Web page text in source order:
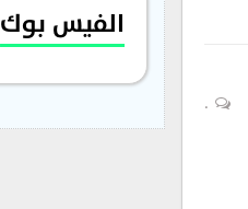
الفيس بوك